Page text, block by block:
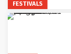
FESTIVALS